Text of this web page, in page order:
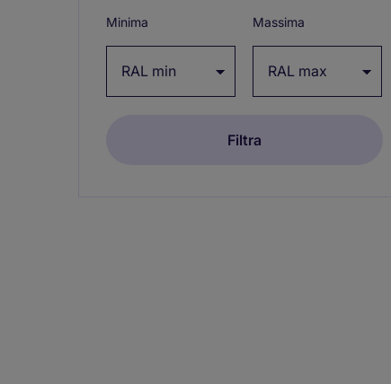
Minima Massima